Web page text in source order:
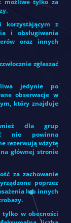
możliwe tylko za
korzystającym z
i obsługiwania
oraz innych
zgłaszać
jedynie po
obserwacje w
który znajduje
dla grup
nie powinna
rezerwują wizytę
głównej stronie
za zachowanie
poprzez
lub innych
tylko w obecności